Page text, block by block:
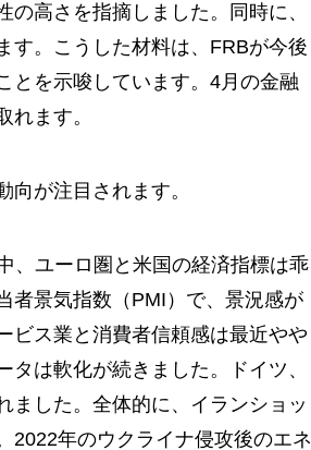
高さを指摘しました。同時に、
す。こうした材料は、FRBが今後
とを示唆しています。4月の金融
ます。
が注目されます。
、ユーロ圏と米国の経済指標は乖
者景気指数（PMI）で、景況感が
ビス業と消費者信頼感は最近やや
は軟化が続きました。ドイツ、
ました。全体的に、イランショッ
2022年のウクライナ侵攻後のエネ